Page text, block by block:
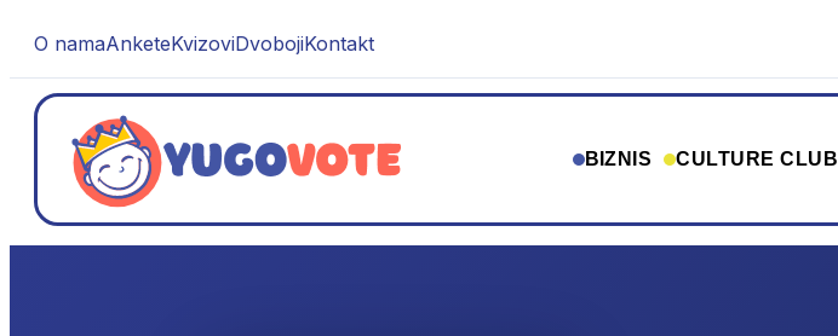
O namaAnketeKvizoviDvobojiKontakt
BIZNIS CULTURE CLUB